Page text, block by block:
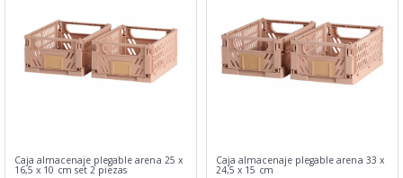
Caja almacenaje plegable arena 25 x
16,5 x 10 cm set 2 piezas
Caja almacenaje plegable arena 33 x
24,5 x 15 cm